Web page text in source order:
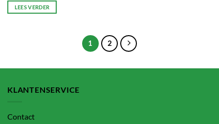
LEES VERDER
1 2
KLANTENSERVICE
Contact